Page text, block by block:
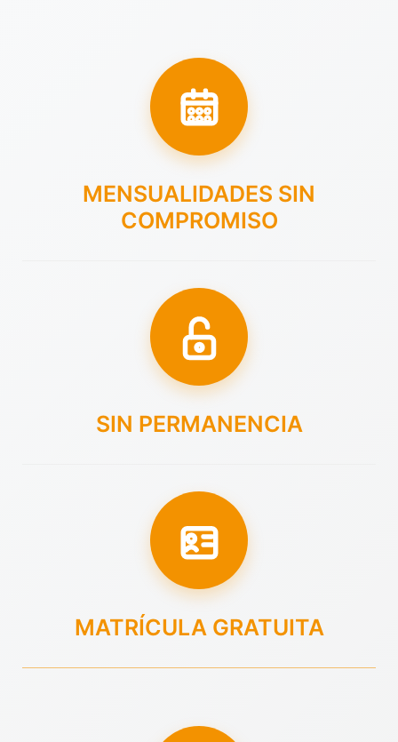
MENSUALIDADES SIN
COMPROMISO
SIN PERMANENCIA
MATRÍCULA GRATUITA